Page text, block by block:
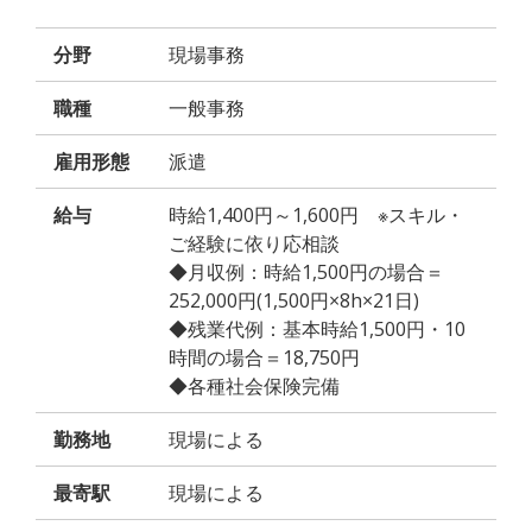
分野 現場事務
職種 一般事務
雇用形態 派遣
給与
時給1,400円～1,600円 ※スキル・
ご経験に依り応相談
◆月収例：時給1,500円の場合＝
252,000円(1,500円×8h×21日)
◆残業代例：基本時給1,500円・10
時間の場合＝18,750円
◆各種社会保険完備
勤務地 現場による
最寄駅 現場による